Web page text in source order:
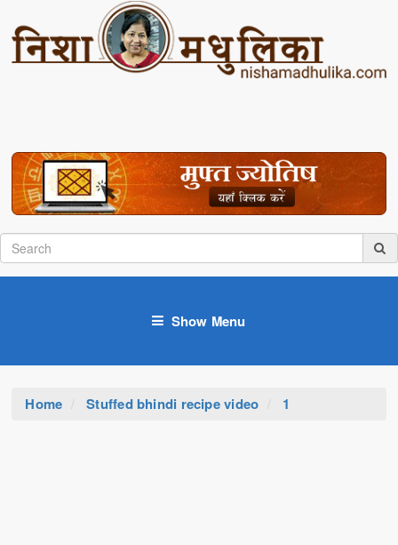
Show Menu
Home Stuffed bhindi recipe video 1